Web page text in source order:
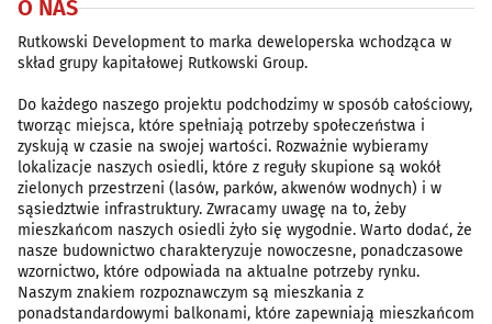
O NAS
Rutkowski Development to marka deweloperska wchodząca w
skład grupy kapitałowej Rutkowski Group.
Do każdego naszego projektu podchodzimy w sposób całościowy,
tworząc miejsca, które spełniają potrzeby społeczeństwa i
zyskują w czasie na swojej wartości. Rozważnie wybieramy
lokalizacje naszych osiedli, które z reguły skupione są wokół
zielonych przestrzeni (lasów, parków, akwenów wodnych) i w
sąsiedztwie infrastruktury. Zwracamy uwagę na to, żeby
mieszkańcom naszych osiedli żyło się wygodnie. Warto dodać, że
nasze budownictwo charakteryzuje nowoczesne, ponadczasowe
wzornictwo, które odpowiada na aktualne potrzeby rynku.
Naszym znakiem rozpoznawczym są mieszkania z
ponadstandardowymi balkonami, które zapewniają mieszkańcom